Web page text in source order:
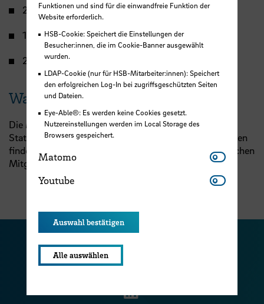
2 wissenschaftliche Mitarbeiter:innen
1 sonstige:r Mitarbeiter:in
2 Studierende
Wahl
Die Mitglieder des Fakultätsrats werden von den
Statusgruppen ihrer jeweiligen Fakultät gewählt. Wahlen
finden alle zwei Jahre statt, für die Sitze der studentischen
Mitglieder jährlich.
Zu unserer Instagram Seite
Zu unserer Facebook
Zu unserer
Funktionen und sind für die einwandfreie Funktion der
Website erforderlich.
HSB-Cookie: Speichert die Einstellungen der
Besucher:innen, die im Cookie-Banner ausgewählt
wurden.
LDAP-Cookie (nur für HSB-Mitarbeiter:innen): Speichert
den erfolgreichen Log-In bei zugriffsgeschützten Seiten
und Dateien.
Eye-Able®: Es werden keine Cookies gesetzt.
Nutzereinstellungen werden im Local Storage des
Browsers gespeichert.
Matomo Matomo
Youtube Youtube
Auswahl bestätigen
Alle auswählen